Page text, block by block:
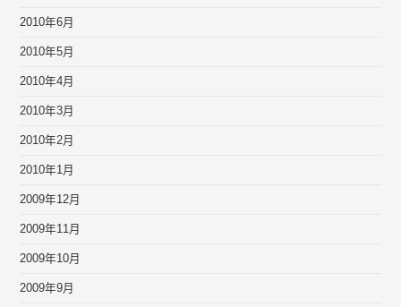
2010年6月
2010年5月
2010年4月
2010年3月
2010年2月
2010年1月
2009年12月
2009年11月
2009年10月
2009年9月